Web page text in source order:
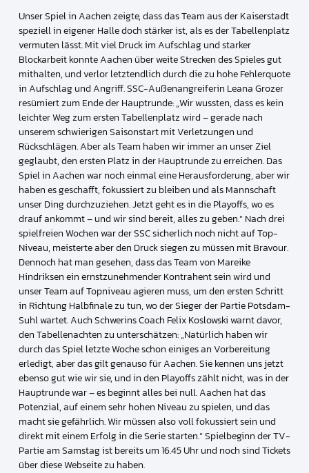
Unser Spiel in Aachen zeigte, dass das Team aus der Kaiserstadt
speziell in eigener Halle doch stärker ist, als es der Tabellenplatz
vermuten lässt. Mit viel Druck im Aufschlag und starker
Blockarbeit konnte Aachen über weite Strecken des Spieles gut
mithalten, und verlor letztendlich durch die zu hohe Fehlerquote
in Aufschlag und Angriff. SSC-Außenangreiferin Leana Grozer
resümiert zum Ende der Hauptrunde: „Wir wussten, dass es kein
leichter Weg zum ersten Tabellenplatz wird – gerade nach
unserem schwierigen Saisonstart mit Verletzungen und
Rückschlägen. Aber als Team haben wir immer an unser Ziel
geglaubt, den ersten Platz in der Hauptrunde zu erreichen. Das
Spiel in Aachen war noch einmal eine Herausforderung, aber wir
haben es geschafft, fokussiert zu bleiben und als Mannschaft
unser Ding durchzuziehen. Jetzt geht es in die Playoffs, wo es
drauf ankommt – und wir sind bereit, alles zu geben.“ Nach drei
spielfreien Wochen war der SSC sicherlich noch nicht auf Top-
Niveau, meisterte aber den Druck siegen zu müssen mit Bravour.
Dennoch hat man gesehen, dass das Team von Mareike
Hindriksen ein ernstzunehmender Kontrahent sein wird und
unser Team auf Topniveau agieren muss, um den ersten Schritt
in Richtung Halbfinale zu tun, wo der Sieger der Partie Potsdam-
Suhl wartet. Auch Schwerins Coach Felix Koslowski warnt davor,
den Tabellenachten zu unterschätzen: „Natürlich haben wir
durch das Spiel letzte Woche schon einiges an Vorbereitung
erledigt, aber das gilt genauso für Aachen. Sie kennen uns jetzt
ebenso gut wie wir sie, und in den Playoffs zählt nicht, was in der
Hauptrunde war – es beginnt alles bei null. Aachen hat das
Potenzial, auf einem sehr hohen Niveau zu spielen, und das
macht sie gefährlich. Wir müssen also voll fokussiert sein und
direkt mit einem Erfolg in die Serie starten.“ Spielbeginn der TV-
Partie am Samstag ist bereits um 16.45 Uhr und noch sind Tickets
über diese Webseite zu haben.